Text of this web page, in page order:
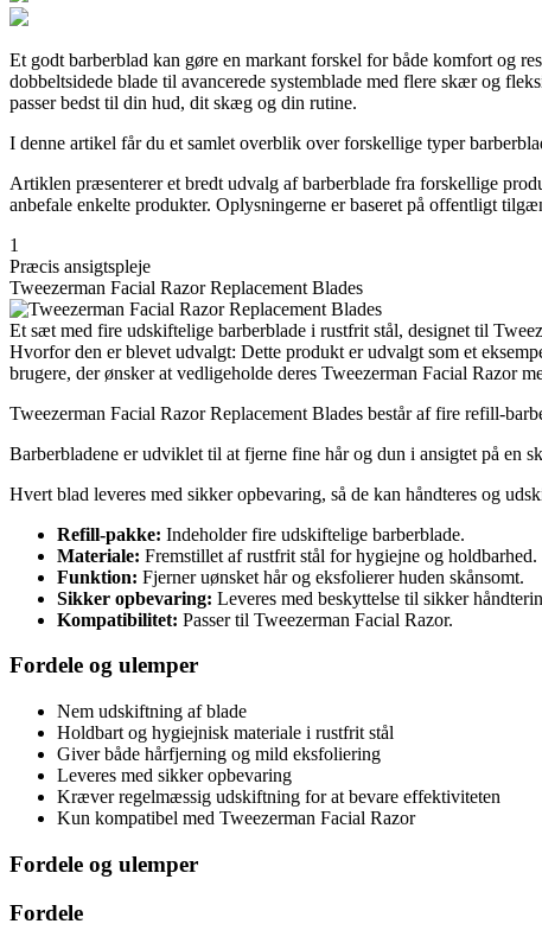
Et godt barberblad kan gøre en markant forskel for både komfort og
dobbeltsidede blade til avancerede systemblade med flere skær og
passer bedst til din hud, dit skæg og din rutine.
I denne artikel får du et samlet overblik over forskellige typer
Artiklen præsenterer et bredt udvalg af barberblade fra forskellige
anbefale enkelte produkter. Oplysningerne er baseret på offentligt
1
Præcis ansigtspleje
Tweezerman Facial Razor Replacement Blades
Et sæt med fire udskiftelige barberblade i rustfrit stål, designet til
Hvorfor den er blevet udvalgt: Dette produkt er udvalgt som et
brugere, der ønsker at vedligeholde deres Tweezerman Facial Razor
Tweezerman Facial Razor Replacement Blades består af fire refill-
Barberbladene er udviklet til at fjerne fine hår og dun i ansigtet på en
Hvert blad leveres med sikker opbevaring, så de kan håndteres og
Refill-pakke: Indeholder fire udskiftelige barberblade.
Materiale: Fremstillet af rustfrit stål for hygiejne og holdbarhed.
Funktion: Fjerner uønsket hår og eksfolierer huden skånsomt.
Sikker opbevaring: Leveres med beskyttelse til sikker
Kompatibilitet: Passer til Tweezerman Facial Razor.
Fordele og ulemper
Nem udskiftning af blade
Holdbart og hygiejnisk materiale i rustfrit stål
Giver både hårfjerning og mild eksfoliering
Leveres med sikker opbevaring
Kræver regelmæssig udskiftning for at bevare effektiviteten
Kun kompatibel med Tweezerman Facial Razor
Fordele og ulemper
Fordele